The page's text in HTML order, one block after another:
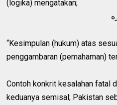
(logika) mengatakan;
“Kesimpulan (hukum) atas
penggambaran (pemahaman)
Contoh konkrit kesalahan fatal
keduanya semisal; Pakistan